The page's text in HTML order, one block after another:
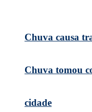
Chuva causa
Chuva tomou
cidade